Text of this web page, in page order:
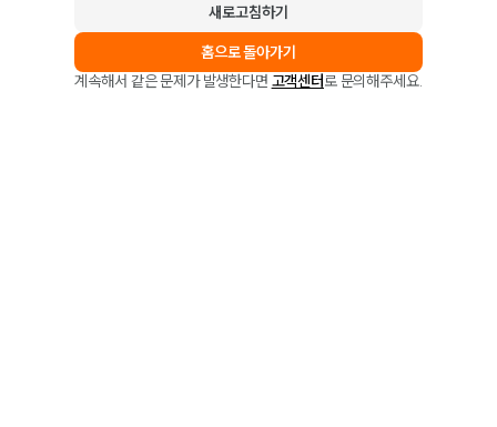
새로고침하기
홈으로 돌아가기
계속해서 같은 문제가 발생한다면 고객센터로 문의해주세요.